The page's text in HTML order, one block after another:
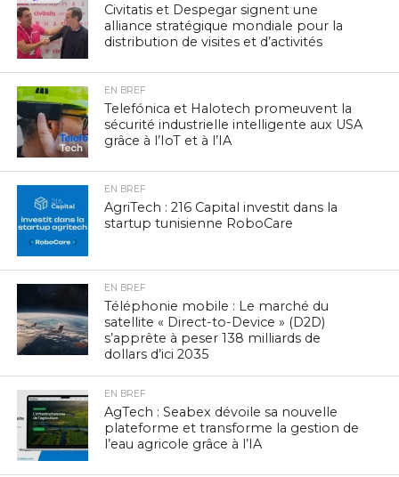
Civitatis et Despegar signent une
alliance stratégique mondiale pour la
distribution de visites et d’activités
EN BREF
Telefónica et Halotech promeuvent la
sécurité industrielle intelligente aux USA
grâce à l’IoT et à l’IA
EN BREF
AgriTech : 216 Capital investit dans la
startup tunisienne RoboCare
EN BREF
Téléphonie mobile : Le marché du
satellite « Direct-to-Device » (D2D)
s’apprête à peser 138 milliards de
dollars d’ici 2035
EN BREF
AgTech : Seabex dévoile sa nouvelle
plateforme et transforme la gestion de
l’eau agricole grâce à l’IA